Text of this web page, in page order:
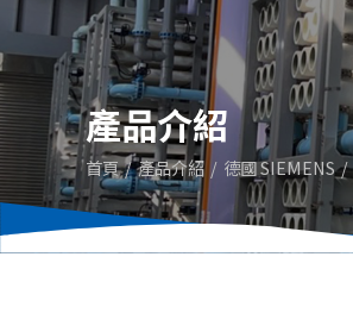
產品介紹
首頁 產品介紹 德國 SIEMENS